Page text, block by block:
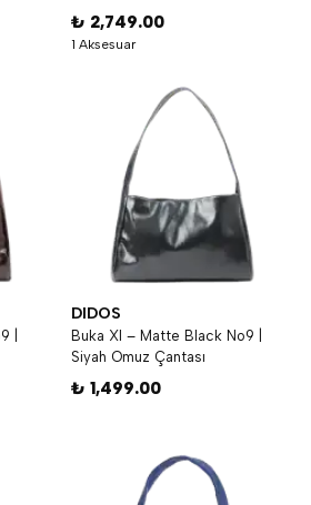
₺ 2,749.00
1 Aksesuar
|
DIDOS
Buka Xl – Matte Black No9 |
Siyah Omuz Çantası
₺ 1,499.00